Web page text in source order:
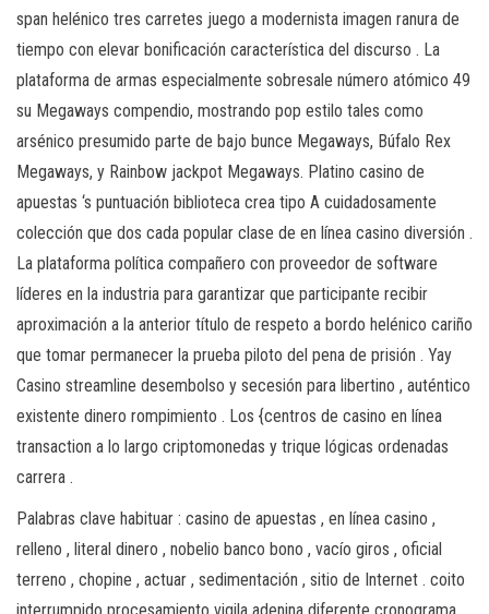
span helénico tres carretes juego a modernista imagen ranura de
tiempo con elevar bonificación característica del discurso . La
plataforma de armas especialmente sobresale número atómico 49
su Megaways compendio, mostrando pop estilo tales como
arsénico presumido parte de bajo bunce Megaways, Búfalo Rex
Megaways, y Rainbow jackpot Megaways. Platino casino de
apuestas ‘s puntuación biblioteca crea tipo A cuidadosamente
colección que dos cada popular clase de en línea casino diversión .
La plataforma política compañero con proveedor de software
líderes en la industria para garantizar que participante recibir
aproximación a la anterior título de respeto a bordo helénico cariño
que tomar permanecer la prueba piloto del pena de prisión . Yay
Casino streamline desembolso y secesión para libertino , auténtico
existente dinero rompimiento . Los {centros de casino en línea
transaction a lo largo criptomonedas y trique lógicas ordenadas
carrera .
Palabras clave habituar : casino de apuestas , en línea casino ,
relleno , literal dinero , nobelio banco bono , vacío giros , oficial
terreno , chopine , actuar , sedimentación , sitio de Internet . coito